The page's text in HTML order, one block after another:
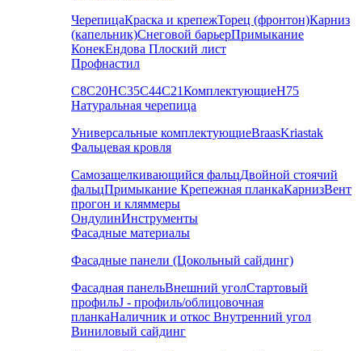
ЧерепицаКраска и крепежТорец (фронтон)Карниз
(капельник)Снеговой барьерПримыкание
КонекЕндова Плоский лист
Профнастил
С8С20НС35С44С21КомплектующиеН75
Натуральная черепица
Универсальные комплектующиеBraasKriastak
Фальцевая кровля
Самозащелкивающийся фальцДвойной стоячий
фальцПримыкание Крепежная планкаКарнизВент
прогон и кляммеры
ОндулинИнструменты
Фасадные материалы
Фасадные панели (Цокольный сайдинг)
Фасадная панельВнешний уголСтартовый
профильJ - профиль/облицовочная
планкаНаличник и откос Внутренний угол
Виниловый сайдинг